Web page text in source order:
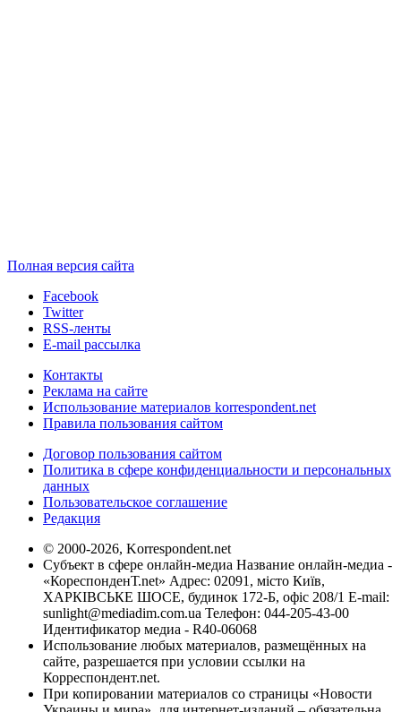
Полная версия сайта
Facebook
Twitter
RSS-ленты
E-mail рассылка
Контакты
Реклама на сайте
Использование материалов korrespondent.net
Правила пользования сайтом
Договор пользования сайтом
Политика в сфере конфиденциальности и персональных
данных
Пользовательское соглашение
Редакция
© 2000-2026, Korrespondent.net
Субъект в сфере онлайн-медиа Название онлайн-медиа -
«КореспонденТ.net» Адрес: 02091, місто Київ,
ХАРКІВСЬКЕ ШОСЕ, будинок 172-Б, офіс 208/1 E-mail:
sunlight@mediadim.com.ua Телефон: 044-205-43-00
Идентификатор медиа - R40-06068
Использование любых материалов, размещённых на
сайте, разрешается при условии ссылки на
Корреспондент.net.
При копировании материалов со страницы «Новости